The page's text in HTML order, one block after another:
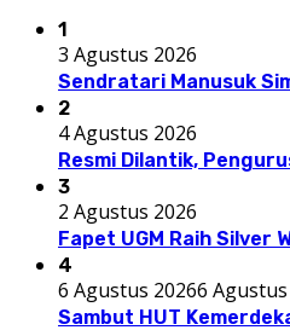
1
3 Agustus 2026
Sendratari Manusuk
2
4 Agustus 2026
Resmi Dilantik,
3
2 Agustus 2026
Fapet UGM Raih Silver
4
6 Agustus 20266
Sambut HUT